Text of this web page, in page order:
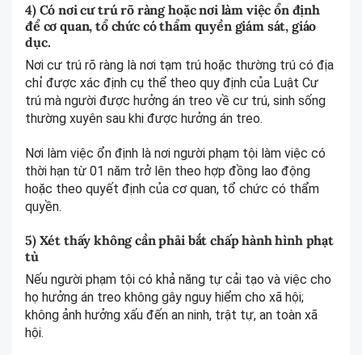
4) Có nơi cư trú rõ ràng hoặc nơi làm việc ổn định
để cơ quan, tổ chức có thẩm quyền giám sát, giáo
dục.
Nơi cư trú rõ ràng là nơi tạm trú hoặc thường trú có địa
chỉ được xác định cụ thể theo quy định của Luật Cư
trú mà người được hưởng án treo về cư trú, sinh sống
thường xuyên sau khi được hưởng án treo.
Nơi làm việc ổn định là nơi người phạm tội làm việc có
thời hạn từ 01 năm trở lên theo hợp đồng lao động
hoặc theo quyết định của cơ quan, tổ chức có thẩm
quyền.
5) Xét thấy không cần phải bắt chấp hành hình phạt
tù
Nếu người phạm tội có khả năng tự cải tạo và việc cho
họ hưởng án treo không gây nguy hiểm cho xã hội;
không ảnh hưởng xấu đến an ninh, trật tự, an toàn xã
hội.